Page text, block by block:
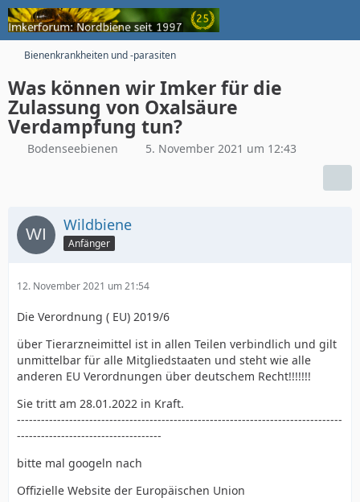
Bienenkrankheiten und -parasiten
Was können wir Imker für die
Zulassung von Oxalsäure
Verdampfung tun?
Bodenseebienen 5. November 2021 um 12:43
Wildbiene
Anfänger
12. November 2021 um 21:54
Die Verordnung ( EU) 2019/6
über Tierarzneimittel ist in allen Teilen verbindlich und gilt
unmittelbar für alle Mitgliedstaaten und steht wie alle
anderen EU Verordnungen über deutschem Recht!!!!!!!
Sie tritt am 28.01.2022 in Kraft.
---------------------------------------------------------------------------------
------------------------------------
bitte mal googeln nach
Offizielle Website der Europäischen Union